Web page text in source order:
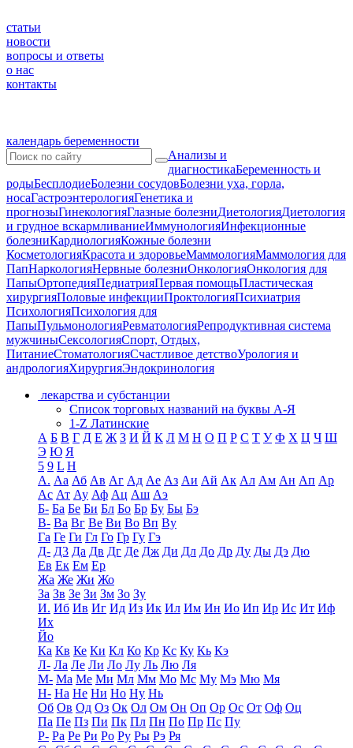
статьи
новости
вопросы и ответы
о нас
контакты
календарь беременности
Анализы и
диагностикаБеременность и
родыБесплодиеБолезни сосудовБолезни уха, горла,
носаГастроэнтерологияГенетика и
прогнозыГинекологияГлазные болезниДиетологияДиетология
и грудное вскармливаниеИммунологияИнфекционные
болезниКардиологияКожные болезни
КосметологияКрасота и здоровьеМаммологияМаммология для
ПапНаркологияНервные болезниОнкологияОнкология для
ПапыОртопедияПедиатрияПервая помощьПластическая
хирургияПоловые инфекцииПроктологияПсихиатрия
ПсихологияПсихология для
ПапыПульмонологияРевматологияРепродуктивная система
мужчиныСексологияСпорт, Отдых,
ПитаниеСтоматологияСчастливое детствоУрология и
андрологияХирургияЭндокринология
лекарства и субстанции
Список торговых названий на буквы А-Я
1-Z Латинские
А Б В Г Д Е Ж З И Й К Л М Н О П Р С Т У Ф Х Ц Ч Ш
Э Ю Я
5 9 L H
А. Аа Аб Ав Аг Ад Ае Аз Аи Ай Ак Ал Ам Ан Ап Ар
Ас Ат Ау Аф Ац Аш Аэ
Б- Ба Бе Би Бл Бо Бр Бу Бы Бэ
В- Ва Вг Ве Ви Во Вп Ву
Га Ге Ги Гл Го Гр Гу Гэ
Д- Д3 Да Дв Дг Де Дж Ди Дл До Др Ду Ды Дэ Дю
Ев Ек Ем Ер
Жа Же Жи Жо
За Зв Зе Зи Зм Зо Зу
И. Иб Ив Иг Ид Из Ик Ил Им Ин Ио Ип Ир Ис Ит Иф
Их
Йо
Ка Кв Ке Ки Кл Ко Кр Кс Ку Кь Кэ
Л- Ла Ле Ли Ло Лу Ль Лю Ля
М- Ма Ме Ми Мл Мм Мо Мс Му Мэ Мю Мя
Н- На Не Ни Но Ну Нь
Об Ов Од Оз Ок Ол Ом Он Оп Ор Ос От Оф Оц
Па Пе Пз Пи Пк Пл Пн По Пр Пс Пу
Р- Ра Ре Ри Ро Ру Ры Рэ Ря